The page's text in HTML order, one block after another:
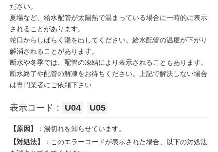
ださい。
夏場など、給水配管が太陽熱で温まっている場合に一時的に表示
されることがあります。
蛇口からしばらく湯を出してください。給水配管の温度が下がり
解消されることがあります。
断水や冬季では、配管の凍結により表示されることもあります。
断水終了や配管の解凍をお待ちください。上記で解決しない場合
は専門業者にご依頼下さい
表示コード： U04 U05
【原因】
：湯切れを知らせています。
【対処法】
：このエラーコードが表示された場合、以下の対処法